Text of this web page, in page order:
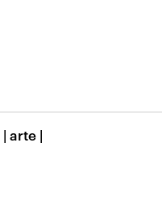
| arte |